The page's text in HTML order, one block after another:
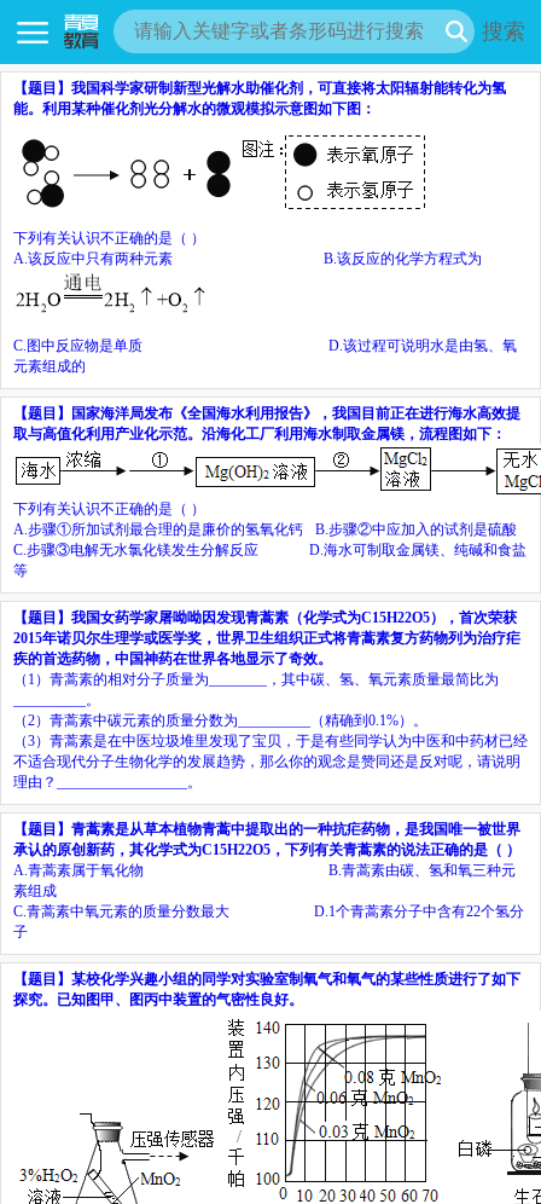
搜索
【题目】 我国科学家研制新型光解水助催化剂，可直接将太阳辐射能转化为氢
能。利用某种催化剂光分解水的微观模拟示意图如下图：
下列有关认识不正确的是（ ）
A. 该反应中只有两种元素 B.该反应的化学方程式为
C. 图中反应物是单质 D. 该过程可说明水是由氢、氧
元素组成的
【题目】 国家海洋局发布《全国海水利用报告》，我国目前正在进行海水高效提
取与高值化利用产业化示范。沿海化工厂利用海水制取金属镁，流程图如下：
下列有关认识不正确的是（ ）
A. 步骤①所加试剂最合理的是廉价的氢氧化钙 B.步骤②中应加入的试剂是硫酸
C. 步骤③电解无水氯化镁发生分解反应 D. 海水可制取金属镁、纯碱和食盐
等
【题目】 我国女药学家屠呦呦因发现青蒿素（化学式为C15H22O5），首次荣获
2015年诺贝尔生理学或医学奖，世界卫生组织正式将青蒿素复方药物列为治疗疟
疾的首选药物，中国神药在世界各地显示了奇效。
（ 1 ）青蒿素的相对分子质量为
，其中碳、氢、氧元素质量最简比为
。
（2）青蒿素中碳元素的质量分数为 （精确到0.1%）。
（3）青蒿素是在中医垃圾堆里发现了宝贝，于是有些同学认为中医和中药材已经
不适合现代分子生物化学的发展趋势，那么你的观念是赞同还是反对呢，请说明
理由？
。
【题目】 青蒿素是从草本植物青蒿中提取出的一种抗疟药物，是我国唯一被世界
承认的原创新药，其化学式为C15H22O5 ，下列有关青蒿素的说法正确的是（ ）
A. 青蒿素属于氧化物 B.青蒿素由碳、氢和氧三种元
素组成
C. 青蒿素中氧元素的质量分数最大 D. 1个青蒿素分子中含有22个氢分
子
【题目】 某校化学兴趣小组的同学对实验室制氧气和氧气的某些性质进行了如下
探究。已知图甲、图丙中装置的气密性良好。